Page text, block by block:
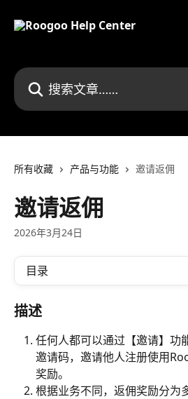
搜索文章……
所有收藏 产品与功能 邀请返佣
邀请返佣
2026年3月24日
目录
描述
任何人都可以通过【邀请】功
邀请码，邀请他人注册使用
奖励。
根据业务不同，返佣奖励分为